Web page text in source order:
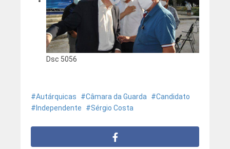
Dsc 5056
Autárquicas Câmara da Guarda
Candidato
Independente
Sérgio Costa